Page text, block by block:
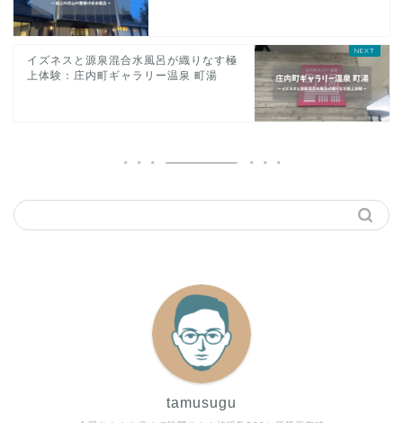
イズネスと源泉混合水風呂が織りなす極
上体験：庄内町ギャラリー温泉 町湯
tamusugu